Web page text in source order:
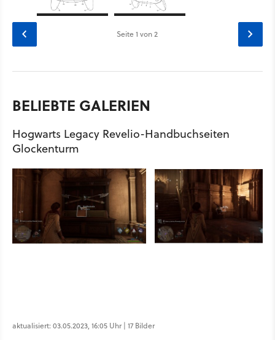
Seite1 von 2
BELIEBTE GALERIEN
Hogwarts Legacy Revelio-Handbuchseiten
Glockenturm
aktualisiert: 03.05.2023, 16:05 Uhr | 17 Bilder